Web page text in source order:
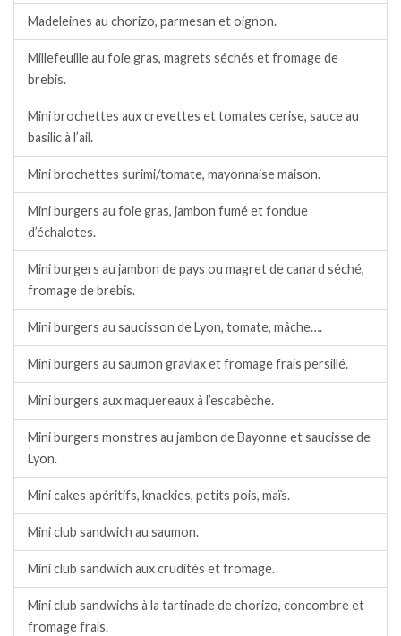
Madeleines au chorizo, parmesan et oignon.
Millefeuille au foie gras, magrets séchés et fromage de
brebis.
Mini brochettes aux crevettes et tomates cerise, sauce au
basilic à l’ail.
Mini brochettes surimi/tomate, mayonnaise maison.
Mini burgers au foie gras, jambon fumé et fondue
d’échalotes.
Mini burgers au jambon de pays ou magret de canard séché,
fromage de brebis.
Mini burgers au saucisson de Lyon, tomate, mâche….
Mini burgers au saumon gravlax et fromage frais persillé.
Mini burgers aux maquereaux à l’escabèche.
Mini burgers monstres au jambon de Bayonne et saucisse de
Lyon.
Mini cakes apéritifs, knackies, petits pois, maïs.
Mini club sandwich au saumon.
Mini club sandwich aux crudités et fromage.
Mini club sandwichs à la tartinade de chorizo, concombre et
fromage frais.